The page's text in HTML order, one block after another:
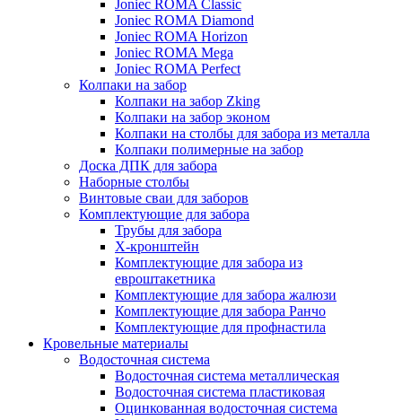
Joniec ROMA Classic
Joniec ROMA Diamond
Joniec ROMA Horizon
Joniec ROMA Mega
Joniec ROMA Perfect
Колпаки на забор
Колпаки на забор Zking
Колпаки на забор эконом
Колпаки на столбы для забора из металла
Колпаки полимерные на забор
Доска ДПК для забора
Наборные столбы
Винтовые сваи для заборов
Комплектующие для забора
Трубы для забора
Х-кронштейн
Комплектующие для забора из
евроштакетника
Комплектующие для забора жалюзи
Комплектующие для забора Ранчо
Комплектующие для профнастила
Кровельные материалы
Водосточная система
Водосточная система металлическая
Водосточная система пластиковая
Оцинкованная водосточная система